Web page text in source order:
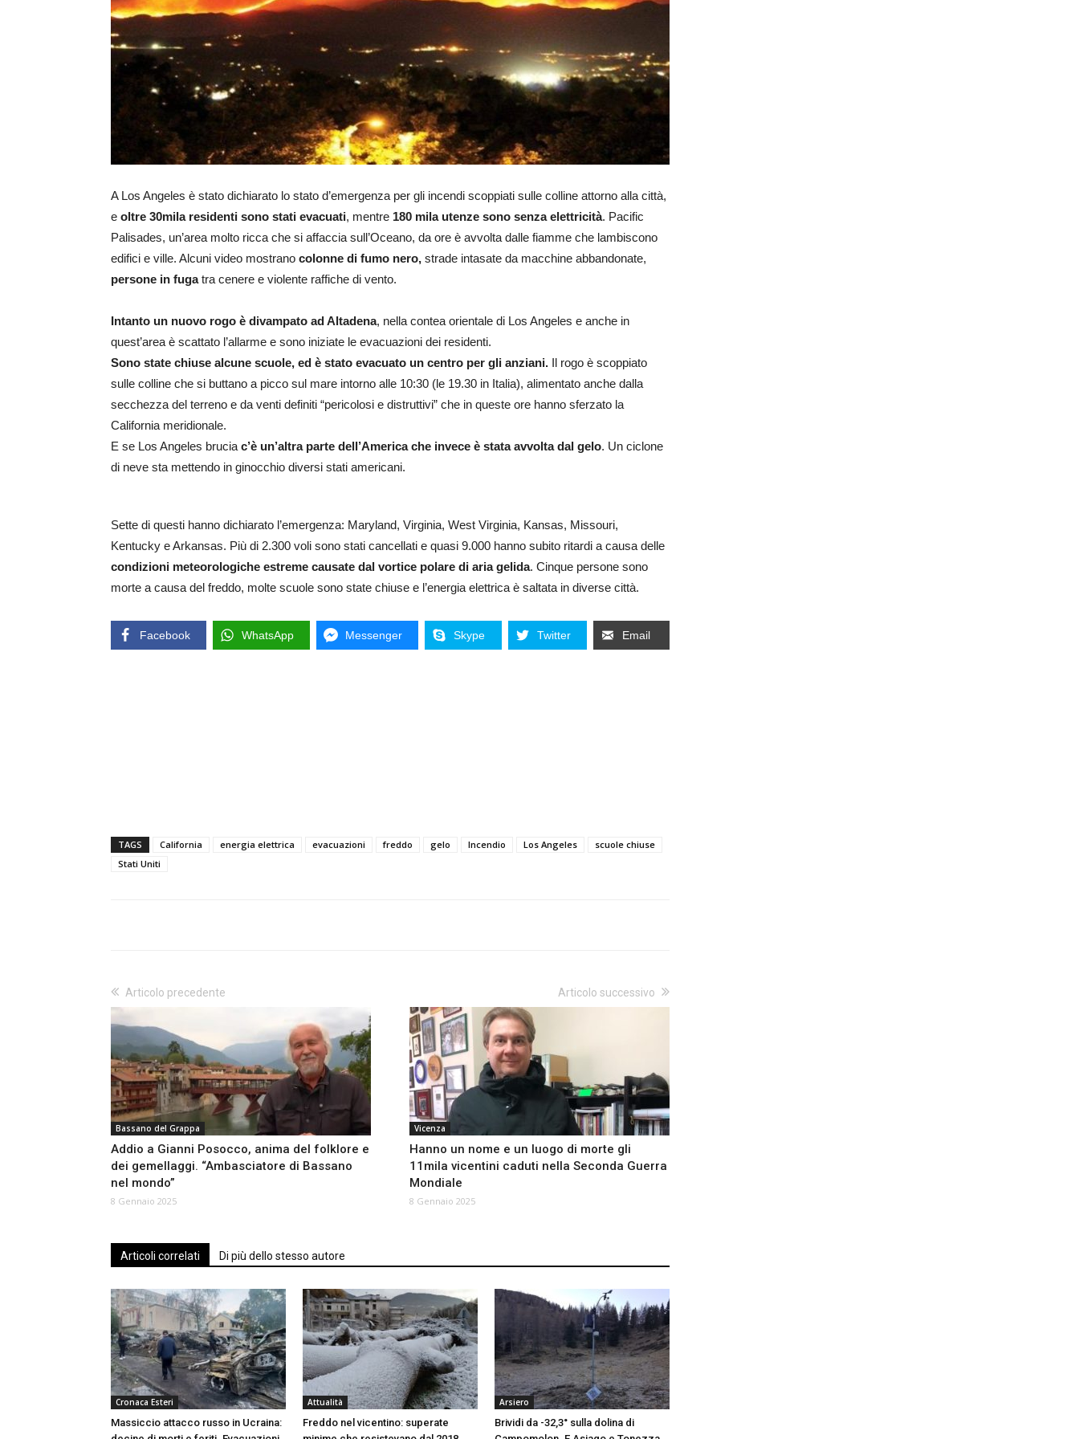
A Los Angeles è stato dichiarato lo stato d’emergenza per gli incendi scoppiati sulle colline attorno alla città,
e oltre 30mila residenti sono stati evacuati, mentre 180 mila utenze sono senza elettricità. Pacific
Palisades, un’area molto ricca che si affaccia sull’Oceano, da ore è avvolta dalle fiamme che lambiscono
edifici e ville. Alcuni video mostrano colonne di fumo nero, strade intasate da macchine abbandonate,
persone in fugatra cenere e violente raffiche di vento.
Intanto un nuovo rogo è divampato ad Altadena, nella contea orientale di Los Angeles e anche in
quest’area è scattato l’allarme e sono iniziate le evacuazioni dei residenti.
Sono state chiuse alcune scuole, ed è stato evacuato un centro per gli anziani. Il rogo è scoppiato
sulle colline che si buttano a picco sul mare intorno alle 10:30 (le 19.30 in Italia), alimentato anche dalla
secchezza del terreno e da venti definiti “pericolosi e distruttivi” che in queste ore hanno sferzato la
California meridionale.
E se Los Angeles brucia c’è un’altra parte dell’America che invece è stata avvolta dal gelo. Un ciclone
di neve sta mettendo in ginocchio diversi stati americani.
Sette di questi hanno dichiarato l’emergenza: Maryland, Virginia, West Virginia, Kansas, Missouri,
Kentucky e Arkansas. Più di 2.300 voli sono stati cancellati e quasi 9.000 hanno subito ritardi a causa delle
condizioni meteorologiche estreme causate dal vortice polare di aria gelida. Cinque persone sono
morte a causa del freddo, molte scuole sono state chiuse e l’energia elettrica è saltata in diverse città.
Facebook WhatsApp Messenger Skype Twitter Email
TAGS California energia elettrica evacuazioni freddo gelo Incendio Los Angeles
scuole chiuse
Stati Uniti
Articolo precedente
Bassano del Grappa
Addio a Gianni Posocco, anima del folklore e
dei gemellaggi. “Ambasciatore di Bassano
nel mondo”
8 Gennaio 2025
Articolo successivo
Vicenza
Hanno un nome e un luogo di morte gli
11mila vicentini caduti nella Seconda Guerra
Mondiale
8 Gennaio 2025
Articoli correlati Di più dello stesso autore
Cronaca Esteri
Massiccio attacco russo in Ucraina:
Attualità
Freddo nel vicentino: superate
Arsiero
Brividi da -32,3° sulla dolina di